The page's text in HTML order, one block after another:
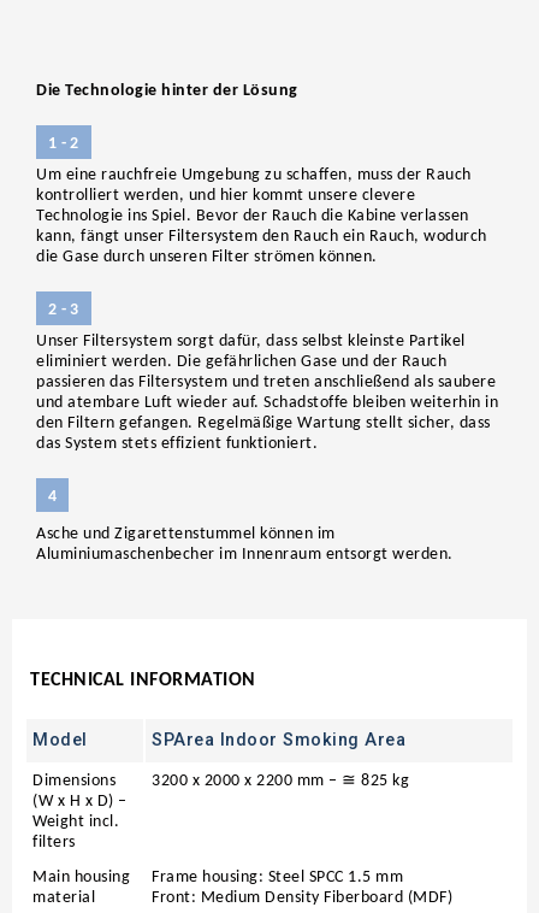
Die Technologie hinter der Lösung
1 - 2
Um eine rauchfreie Umgebung zu schaffen, muss der Rauch
kontrolliert werden, und hier kommt unsere clevere
Technologie ins Spiel. Bevor der Rauch die Kabine verlassen
kann, fängt unser Filtersystem den Rauch ein Rauch, wodurch
die Gase durch unseren Filter strömen können.
2 - 3
Unser Filtersystem sorgt dafür, dass selbst kleinste Partikel
eliminiert werden. Die gefährlichen Gase und der Rauch
passieren das Filtersystem und treten anschließend als saubere
und atembare Luft wieder auf. Schadstoffe bleiben weiterhin in
den Filtern gefangen. Regelmäßige Wartung stellt sicher, dass
das System stets effizient funktioniert.
4
Asche und Zigarettenstummel können im
Aluminiumaschenbecher im Innenraum entsorgt werden.
TECHNICAL INFORMATION
Model SPArea Indoor Smoking Area
Dimensions
(W x H x D) –
Weight incl.
filters
3200 x 2000 x 2200 mm – ≅ 825 kg
Main housing
material
Frame housing: Steel SPCC 1.5 mm
Front: Medium Density Fiberboard (MDF)